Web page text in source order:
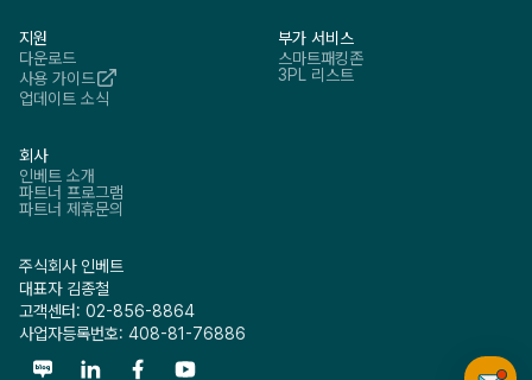
지원
다운로드
사용 가이드
업데이트 소식
부가 서비스
스마트패킹존
3PL 리스트
회사
인베트 소개
파트너 프로그램
파트너 제휴문의
주식회사 인베트
대표자 김종철
고객센터: 02-856-8864
사업자등록번호: 408-81-76886